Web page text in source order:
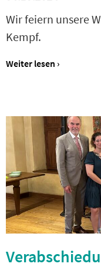
Wir feiern unsere
Kempf.
Weiter lesen ›